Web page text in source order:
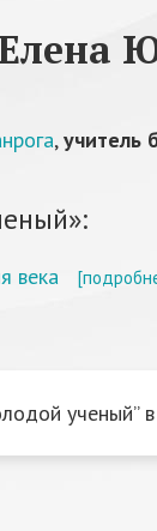
,учитель
века
ученый”